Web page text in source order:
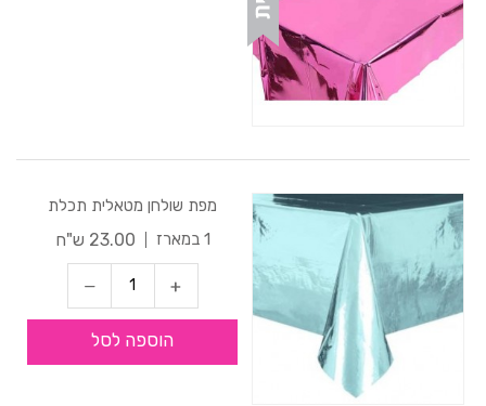
מפת שולחן מטאלית תכלת
1 במארז
23.00 ש"ח
הוספה לסל